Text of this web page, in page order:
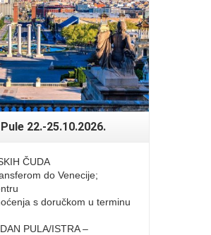
22.-25.10.2026.
ČUDA
do Venecije;
s doručkom u terminu
PULA/ISTRA –